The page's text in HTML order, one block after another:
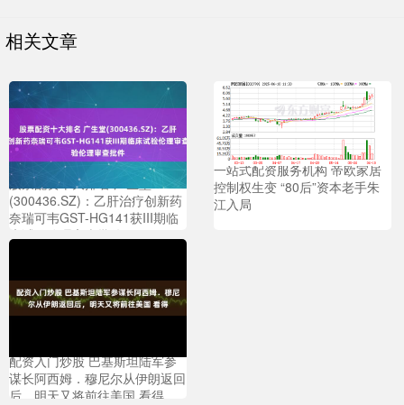
相关文章
股票配资十大排名 广生堂
(300436.SZ)：乙肝治疗创新药
奈瑞可韦GST-HG141获III期临
床试验伦理审查批件
一站式配资服务机构 帝欧家居
控制权生变 “80后”资本老手朱
江入局
配资入门炒股 巴基斯坦陆军参
谋长阿西姆．穆尼尔从伊朗返回
后，明天又将前往美国 看得